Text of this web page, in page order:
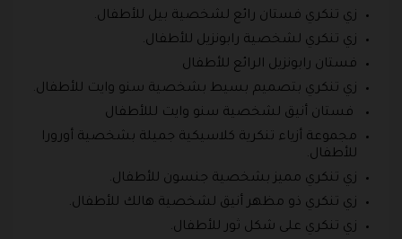
زي تنكري فستان رائع لشخصية بيل للأطفال.
زي تنكري لشخصية رابونزيل للأطفال.
فستان رابونزيل الرائع للأطفال
زي تنكري بتصميم بسيط بشخصية سنو وايت للأطفال.
فستان أنيق لشخصية سنو وايت لللأطفال
مجموعة أزياء تنكرية كلاسيكية جميلة بشخصية أورورا
للأطفال.
زي تنكري مميز بشخصية جنسون للأطفال.
زي تنكري ذو مظهر أنيق لشخصية هالك للأطفال.
زي تنكري على شكل ثور للأطفال.